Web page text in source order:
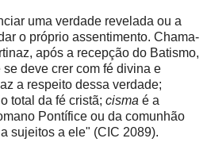
uma verdade revelada ou a
o próprio assentimento. Chama-
após a recepção do Batismo,
deve crer com fé divina e
a respeito dessa verdade;
total da fé cristã; cisma é a
Pontífice ou da comunhão
sujeitos a ele" (CIC 2089).